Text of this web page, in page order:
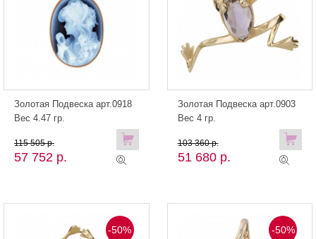
Золотая Подвеска арт.0918
Вес 4.47 гр.
57 752 р.
115 505 р.
Золотая Подвеска арт.0903
Вес 4 гр.
51 680 р.
103 360 р.
-50% -50%